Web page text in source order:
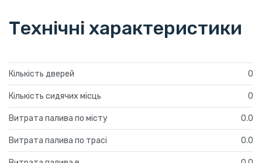
Технічні характеристики
Кількість дверей 0
Кількість сидячих місць 0
Витрата палива по місту 0.0
Витрата палива по трасі 0.0